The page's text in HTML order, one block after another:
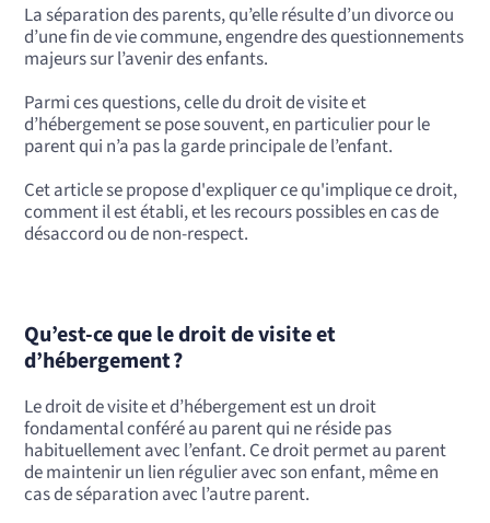
La séparation des parents, qu’elle résulte d’un divorce ou
d’une fin de vie commune, engendre des questionnements
majeurs sur l’avenir des enfants.
Parmi ces questions, celle du droit de visite et
d’hébergement se pose souvent, en particulier pour le
parent qui n’a pas la garde principale de l’enfant.
Cet article se propose d'expliquer ce qu'implique ce droit,
comment il est établi, et les recours possibles en cas de
désaccord ou de non-respect.
Qu’est-ce que le droit de visite et
d’hébergement ?
Le droit de visite et d’hébergement est un droit
fondamental conféré au parent qui ne réside pas
habituellement avec l’enfant. Ce droit permet au parent
de maintenir un lien régulier avec son enfant, même en
cas de séparation avec l’autre parent.